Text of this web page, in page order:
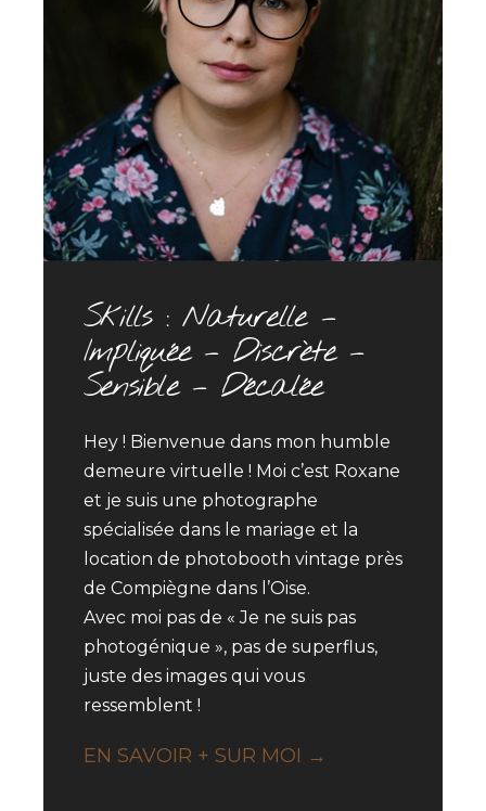
Skills : Naturelle –
Impliquée – Discrète –
Sensible – Décalée
Hey ! Bienvenue dans mon humble
demeure virtuelle ! Moi c’est Roxane
et je suis une photographe
spécialisée dans le mariage et la
location de photobooth vintage près
de Compiègne dans l’Oise.
Avec moi pas de « Je ne suis pas
photogénique », pas de superflus,
juste des images qui vous
ressemblent !
EN SAVOIR + SUR MOI →